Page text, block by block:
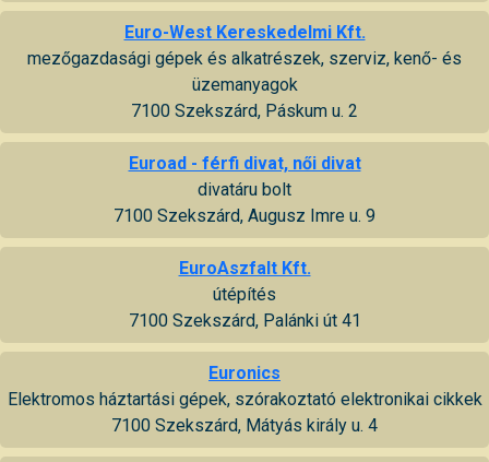
Euro-West Kereskedelmi Kft.
mezőgazdasági gépek és alkatrészek, szerviz, kenő- és
üzemanyagok
7100 Szekszárd, Páskum u. 2
Euroad - férfi divat, női divat
divatáru bolt
7100 Szekszárd, Augusz Imre u. 9
EuroAszfalt Kft.
útépítés
7100 Szekszárd, Palánki út 41
Euronics
Elektromos háztartási gépek, szórakoztató elektronikai cikkek
7100 Szekszárd, Mátyás király u. 4